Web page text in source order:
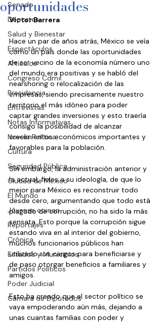
Senado
Deportes
Salud y Bienestar
Espectáculos
Artículos
Congreso Cdmx
Presidencia
Entrevistas
Notas Informativas
Novela Política
Cultura
Seguridad Pública
Ciudad de México
El Mundo
Jóvenes opinan
Reportajes
Crónica
Estados y Municipios
Partidos Políticos
Poder Judicial
Cámara de Diputados
oportunidades
Víctor Barrera
Hace un par de años atrás, México se veía
como un país donde las oportunidades
de ser vecino de la economía número uno
del mundo era positivas y se habló del
nearshoring o relocalización de las
empresas, siendo precisamente nuestro
territorio el más idóneo para poder
captar grandes inversiones y esto traería
consigo la posibilidad de alcanzar
crecimientos económicos importantes y
favorables para la población.
Sin embargo, la administración anterior y
la actual, fieles a su ideología, de que lo
mejor para México es reconstruir todo
desde cero, argumentando que todo está
plagado de corrupción, no ha sido la más
sensata. Esto porque la corrupción sigue
estando viva en al interior del gobierno,
muchos funcionarios públicos han
utilizado sus cargos para beneficiarse y
de paso otorgar beneficios a familiares y
amigos.
Esto ha creado que el sector político se
vaya empoderando aún más, dejando a
unas cuantas familias con poder y